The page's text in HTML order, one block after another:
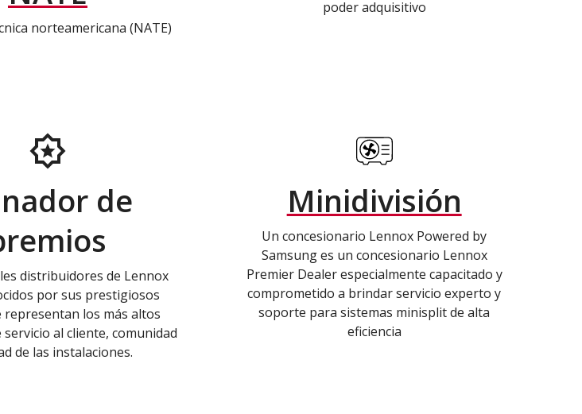
norteamericana (NATE)
poder adquisitivo
de
distribuidores de Lennox
por sus prestigiosos
representan los más altos
al cliente, comunidad
de las instalaciones.
Minidivisión
Un concesionario Lennox Powered by
Samsung es un concesionario Lennox
Premier Dealer especialmente capacitado y
comprometido a brindar servicio experto y
soporte para sistemas minisplit de alta
eficiencia